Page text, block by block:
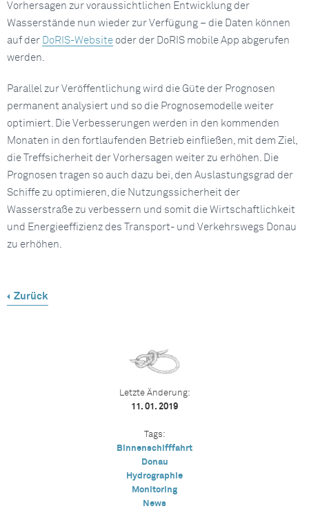
Vorhersagen zur voraussichtlichen Entwicklung der
Wasserstände nun wieder zur Verfügung – die Daten können
auf der DoRIS-Website oder der DoRIS mobile App abgerufen
werden.
Parallel zur Veröffentlichung wird die Güte der Prognosen
permanent analysiert und so die Prognosemodelle weiter
optimiert. Die Verbesserungen werden in den kommenden
Monaten in den fortlaufenden Betrieb einfließen, mit dem Ziel,
die Treffsicherheit der Vorhersagen weiter zu erhöhen. Die
Prognosen tragen so auch dazu bei, den Auslastungsgrad der
Schiffe zu optimieren, die Nutzungssicherheit der
Wasserstraße zu verbessern und somit die Wirtschaftlichkeit
und Energieeffizienz des Transport- und Verkehrswegs Donau
zu erhöhen.
Zurück
Letzte Änderung:
11. 01. 2019
Tags:
Binnenschifffahrt
Donau
Hydrographie
Monitoring
News